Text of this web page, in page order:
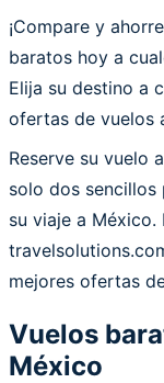
¡Compare y
baratos hoy a
Elija su destino a
ofertas de vuelos
Reserve su vuelo
solo dos
su viaje a
mejores ofertas
Vuelos
México